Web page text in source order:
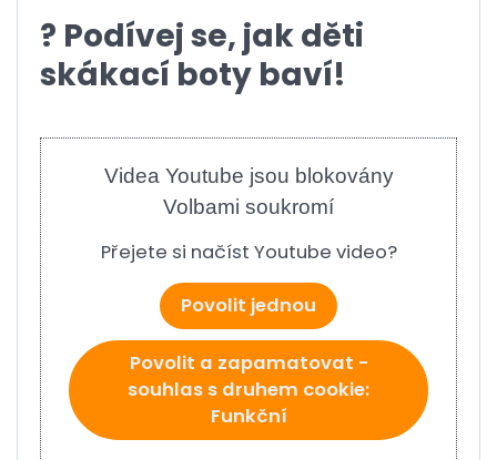
? Podívej se, jak děti
skákací boty baví!
Videa Youtube jsou blokovány
Volbami soukromí
Přejete si načíst Youtube video?
Povolit jednou
Povolit a zapamatovat -
souhlas s druhem cookie:
Funkční